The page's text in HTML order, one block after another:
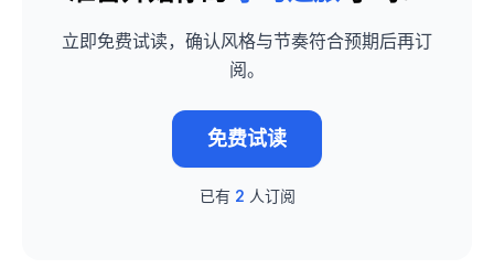
立即免费试读，确认风格与节奏符合预期后再订
阅。
免费试读
已有 2 人订阅